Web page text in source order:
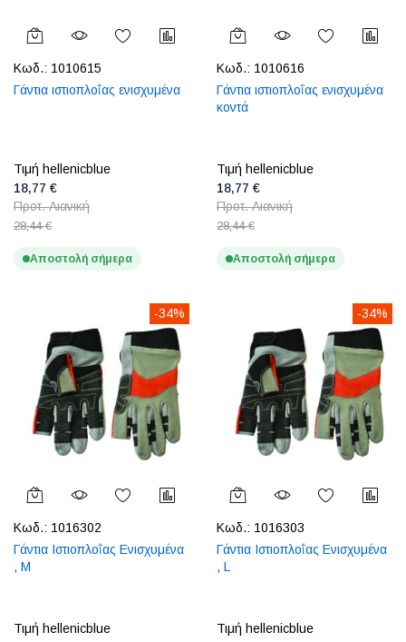
Κωδ.: 1010615
Γάντια ιστιοπλοΐας ενισχυμένα
Τιμή hellenicblue
18,77 €
Προτ. Λιανική
28,44 €
Αποστολή σήμερα
Κωδ.: 1010616
Γάντια ιστιοπλοΐας ενισχυμένα
κοντά
Τιμή hellenicblue
18,77 €
Προτ. Λιανική
28,44 €
Αποστολή σήμερα
-34%
Κωδ.: 1016302
Γάντια Ιστιοπλοΐας Ενισχυμένα
, M
Τιμή hellenicblue
-34%
Κωδ.: 1016303
Γάντια Ιστιοπλοΐας Ενισχυμένα
, L
Τιμή hellenicblue